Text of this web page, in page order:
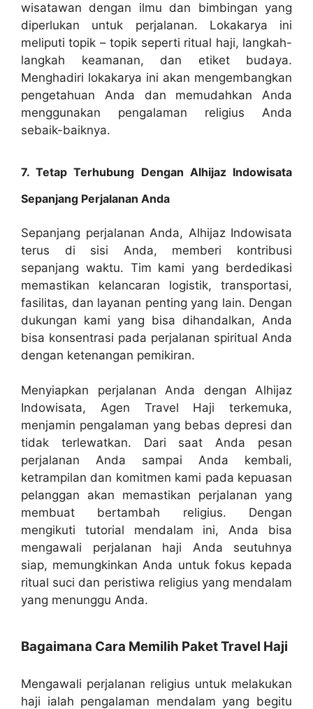
wisatawan dengan ilmu dan bimbingan yang
diperlukan untuk perjalanan. Lokakarya ini
meliputi topik – topik seperti ritual haji, langkah-
langkah keamanan, dan etiket budaya.
Menghadiri lokakarya ini akan mengembangkan
pengetahuan Anda dan memudahkan Anda
menggunakan pengalaman religius Anda
sebaik-baiknya.
7. Tetap Terhubung Dengan Alhijaz Indowisata
Sepanjang Perjalanan Anda
Sepanjang perjalanan Anda, Alhijaz Indowisata
terus di sisi Anda, memberi kontribusi
sepanjang waktu. Tim kami yang berdedikasi
memastikan kelancaran logistik, transportasi,
fasilitas, dan layanan penting yang lain. Dengan
dukungan kami yang bisa dihandalkan, Anda
bisa konsentrasi pada perjalanan spiritual Anda
dengan ketenangan pemikiran.
Menyiapkan perjalanan Anda dengan Alhijaz
Indowisata, Agen Travel Haji terkemuka,
menjamin pengalaman yang bebas depresi dan
tidak terlewatkan. Dari saat Anda pesan
perjalanan Anda sampai Anda kembali,
ketrampilan dan komitmen kami pada kepuasan
pelanggan akan memastikan perjalanan yang
membuat bertambah religius. Dengan
mengikuti tutorial mendalam ini, Anda bisa
mengawali perjalanan haji Anda seutuhnya
siap, memungkinkan Anda untuk fokus kepada
ritual suci dan peristiwa religius yang mendalam
yang menunggu Anda.
Bagaimana Cara Memilih Paket Travel Haji
Mengawali perjalanan religius untuk melakukan
haji ialah pengalaman mendalam yang begitu